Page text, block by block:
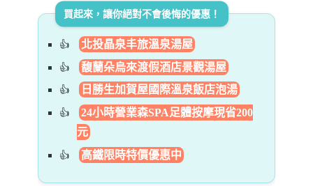
買起來，讓你絕對不會後悔的優惠！
北投晶泉丰旅溫泉湯屋
馥蘭朵烏來渡假酒店景觀湯屋
日勝生加賀屋國際溫泉飯店泡湯
24小時營業森SPA足體按摩現省200
元
高鐵限時特價優惠中